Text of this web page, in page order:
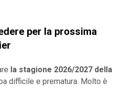
per la prossima
la stagione 2026/2027 della
difficile e prematura. Molto è